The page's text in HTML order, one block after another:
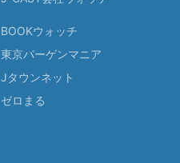
BOOKウォッチ
東京バーゲンマニア
Jタウンネット
ゼロまる